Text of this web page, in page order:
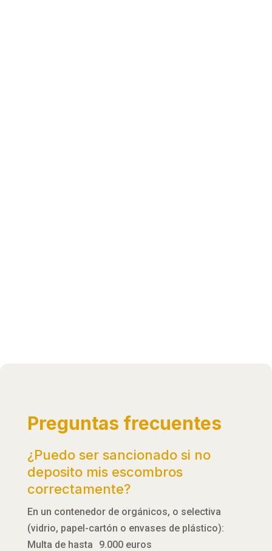
Preguntas frecuentes
¿Puedo ser sancionado si no
deposito mis escombros
correctamente?
En un contenedor de orgánicos, o selectiva
(vidrio, papel-cartón o envases de plástico):
Multa de hasta 9.000 euros